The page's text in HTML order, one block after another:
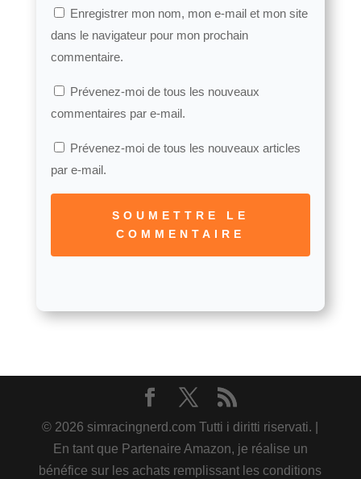
Enregistrer mon nom, mon e-mail et mon site
dans le navigateur pour mon prochain
commentaire.
Prévenez-moi de tous les nouveaux
commentaires par e-mail.
Prévenez-moi de tous les nouveaux articles
par e-mail.
SOUMETTRE LE
COMMENTAIRE
© 2026 simracingnerd.com Tutti i diritti riservati. |
En tant que Partenaire Amazon, je réalise un
bénéfice sur les achats remplissant les conditions